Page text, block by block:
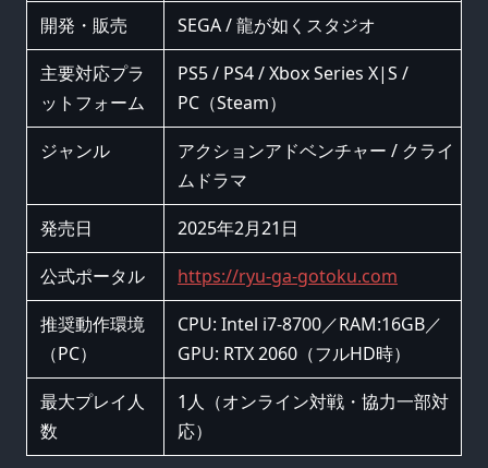
開発・販売
SEGA / 龍が如くスタジオ
主要対応プラ
ットフォーム
PS5 / PS4 / Xbox Series X|S /
PC（Steam）
ジャンル
アクションアドベンチャー / クライ
ムドラマ
発売日
2025年2月21日
公式ポータル
https://ryu-ga-gotoku.com
推奨動作環境
（PC）
CPU: Intel i7-8700／RAM:16GB／
GPU: RTX 2060（フルHD時）
最大プレイ人
数
1人（オンライン対戦・協力一部対
応）